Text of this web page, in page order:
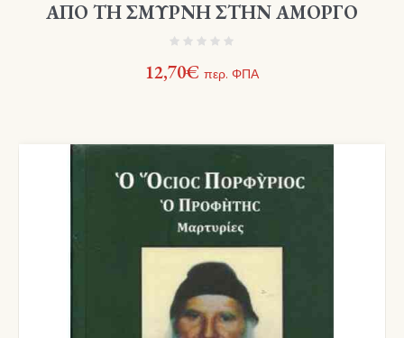
ΑΠΟ ΤΗ ΣΜΥΡΝΗ ΣΤΗΝ ΑΜΟΡΓΟ
12,70€ περ. ΦΠΑ